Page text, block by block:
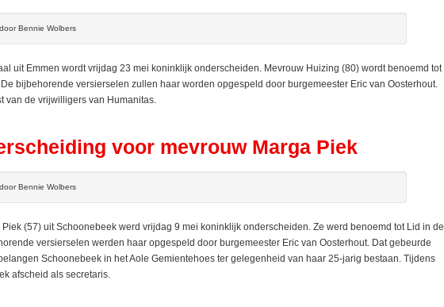
Bennie Wolbers
uit Emmen wordt vrijdag 23 mei koninklijk onderscheiden. Mevrouw Huizing (80) wordt benoemd tot
bijbehorende versierselen zullen haar worden opgespeld door burgemeester Eric van Oosterhout.
van de vrijwilligers van Humanitas.
voor mevrouw Marga Piek
Bennie Wolbers
(57) uit Schoonebeek werd vrijdag 9 mei koninklijk onderscheiden. Ze werd benoemd tot Lid in de
versierselen werden haar opgespeld door burgemeester Eric van Oosterhout. Dat gebeurde
Schoonebeek in het Aole Gemientehoes ter gelegenheid van haar 25-jarig bestaan. Tijdens
afscheid als secretaris.